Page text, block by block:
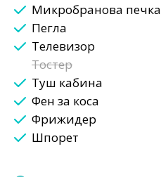
Микробранова печка
Пегла
Телевизор
Тостер
Туш кабина
Фен за коса
Фрижидер
Шпорет